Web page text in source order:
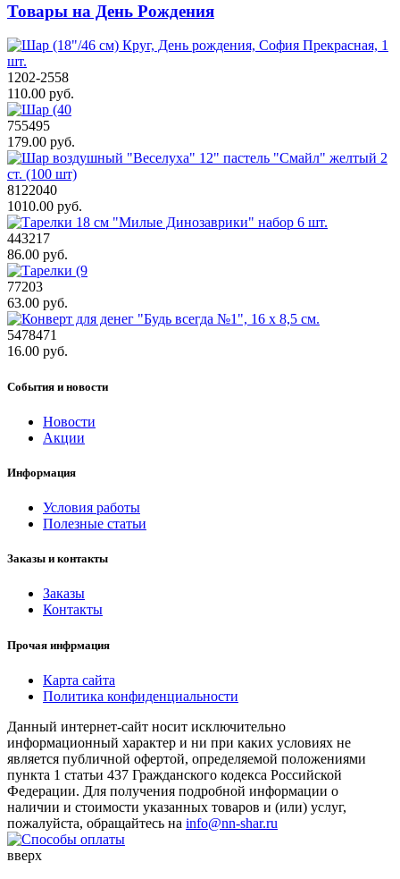
Товары на День Рождения
1202-2558
110.00 руб.
755495
179.00 руб.
8122040
1010.00 руб.
443217
86.00 руб.
77203
63.00 руб.
5478471
16.00 руб.
События и новости
Новости
Акции
Информация
Условия работы
Полезные статьи
Заказы и контакты
Заказы
Контакты
Прочая инфрмация
Карта сайта
Политика конфиденциальности
Данный интернет-сайт носит исключительно
информационный характер и ни при каких условиях не
является публичной офертой, определяемой положениями
пункта 1 статьи 437 Гражданского кодекса Российской
Федерации. Для получения подробной информации о
наличии и стоимости указанных товаров и (или) услуг,
пожалуйста, обращайтесь на info@nn-shar.ru
вверх